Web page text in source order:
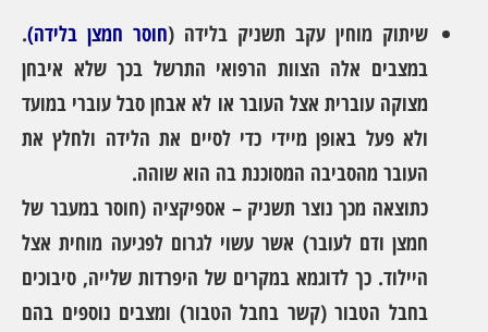
שיתוק מוחין עקב תשניק בלידה (חוסר חמצן בלידה)
.
במצבים אלה הצוות הרפואי התרשל בכך שלא איבחן
מצוקה עוברית אצל העובר או לא אבחן סבל עוברי במועד
ולא פעל באופן מיידי כדי לסיים את הלידה ולחלץ את
העובר מהסביבה המסוכנת בה הוא שוהה.
כתוצאה מכך נוצר תשניק – אספיקציה (חוסר במעבר של
חמצן ודם לעובר) אשר עשוי לגרום לפגיעה מוחית אצל
היילוד. כך לדוגמא במקרים של היפרדות שלייה, סיבוכים
בחבל הטבור (קשר בחבל הטבור) ומצבים נוספים בהם